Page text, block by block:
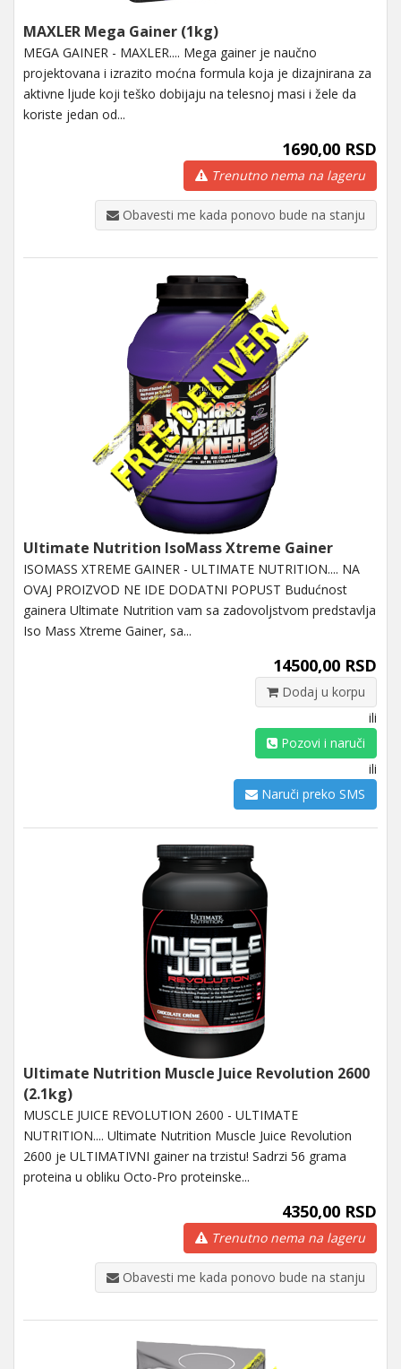
MAXLER Mega Gainer (1kg)
MEGA GAINER - MAXLER.... Mega gainer je naučno
projektovana i izrazito moćna formula koja je dizajnirana za
aktivne ljude koji teško dobijaju na telesnoj masi i žele da
koriste jedan od...
1690,00 RSD
Trenutno nema na lageru
Obavesti me kada ponovo bude na stanju
Ultimate Nutrition IsoMass Xtreme Gainer
ISOMASS XTREME GAINER - ULTIMATE NUTRITION.... NA
OVAJ PROIZVOD NE IDE DODATNI POPUST Budućnost
gainera Ultimate Nutrition vam sa zadovoljstvom predstavlja
Iso Mass Xtreme Gainer, sa...
14500,00 RSD
Dodaj u korpu
ili
Pozovi i naruči
ili
Naruči preko SMS
Ultimate Nutrition Muscle Juice Revolution 2600
(2.1kg)
MUSCLE JUICE REVOLUTION 2600 - ULTIMATE
NUTRITION.... Ultimate Nutrition Muscle Juice Revolution
2600 je ULTIMATIVNI gainer na trzistu! Sadrzi 56 grama
proteina u obliku Octo-Pro proteinske...
4350,00 RSD
Trenutno nema na lageru
Obavesti me kada ponovo bude na stanju